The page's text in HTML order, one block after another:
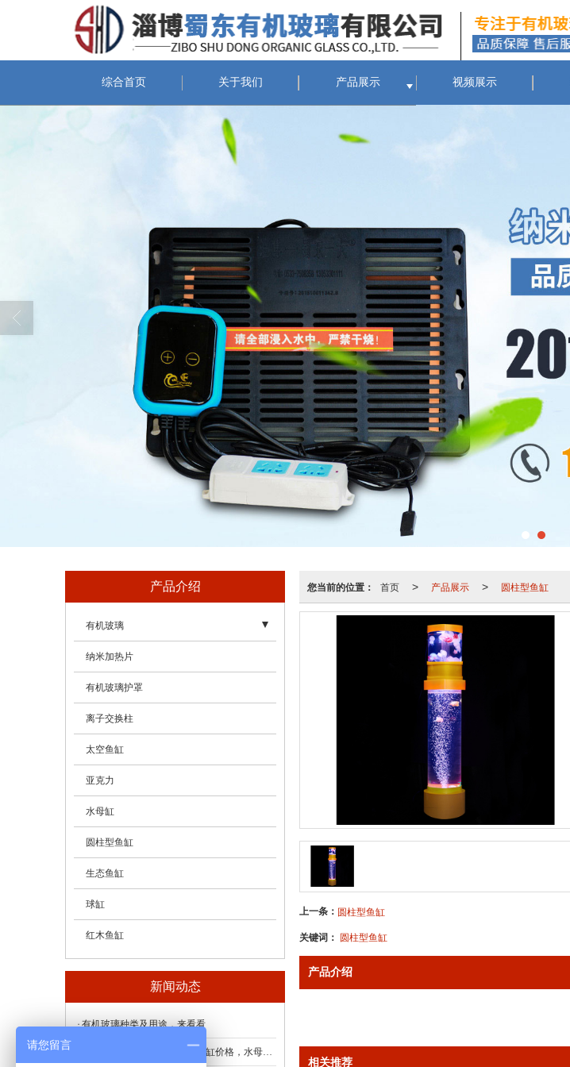
综合首页 关于我们 产品展示 视频展示
您当前的位置： 首页 > 产品展示 > 圆柱型鱼缸
上一条： 圆柱型鱼缸
关键词： 圆柱型鱼缸
产品介绍
相关推荐
产品介绍
有机玻璃
- 亚克力（有机玻璃）工艺品
- 亚克力（有机玻璃）管
- 亚克力（有机玻璃）棒
- 亚克力（有机玻璃）板
纳米加热片
有机玻璃护罩
离子交换柱
太空鱼缸
亚克力
水母缸
圆柱型鱼缸
生态鱼缸
球缸
红木鱼缸
新闻动态
有机玻璃种类及用途，来看看
请您留言